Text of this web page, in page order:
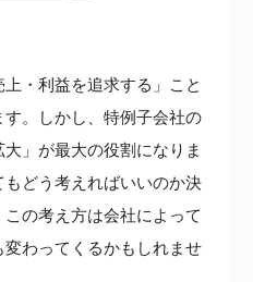
・利益を追求する」こと
。しかし、特例子会社の
」が最大の役割になりま
どう考えればいいのか決
の考え方は会社によって
わってくるかもしれませ